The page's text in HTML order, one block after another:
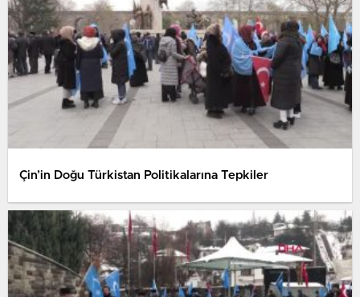
Çin’in Doğu Türkistan Politikalarına Tepkiler